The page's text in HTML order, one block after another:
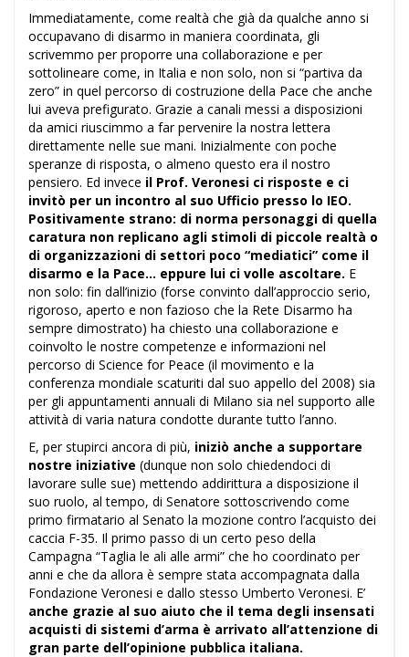
Immediatamente, come realtà che già da qualche anno si
occupavano di disarmo in maniera coordinata, gli
scrivemmo per proporre una collaborazione e per
sottolineare come, in Italia e non solo, non si “partiva da
zero” in quel percorso di costruzione della Pace che anche
lui aveva prefigurato. Grazie a canali messi a disposizioni
da amici riuscimmo a far pervenire la nostra lettera
direttamente nelle sue mani. Inizialmente con poche
speranze di risposta, o almeno questo era il nostro
pensiero. Ed invece il Prof. Veronesi ci risposte e ci
invitò per un incontro al suo Ufficio presso lo IEO.
Positivamente strano: di norma personaggi di quella
caratura non replicano agli stimoli di piccole realtà o
di organizzazioni di settori poco “mediatici” come il
disarmo e la Pace… eppure lui ci volle ascoltare. E
non solo: fin dall’inizio (forse convinto dall’approccio serio,
rigoroso, aperto e non fazioso che la Rete Disarmo ha
sempre dimostrato) ha chiesto una collaborazione e
coinvolto le nostre competenze e informazioni nel
percorso di Science for Peace (il movimento e la
conferenza mondiale scaturiti dal suo appello del 2008) sia
per gli appuntamenti annuali di Milano sia nel supporto alle
attività di varia natura condotte durante tutto l’anno.
E, per stupirci ancora di più, iniziò anche a supportare
nostre iniziative (dunque non solo chiedendoci di
lavorare sulle sue) mettendo addirittura a disposizione il
suo ruolo, al tempo, di Senatore sottoscrivendo come
primo firmatario al Senato la mozione contro l’acquisto dei
caccia F-35. Il primo passo di un certo peso della
Campagna “Taglia le ali alle armi” che ho coordinato per
anni e che da allora è sempre stata accompagnata dalla
Fondazione Veronesi e dallo stesso Umberto Veronesi. E’
anche grazie al suo aiuto che il tema degli insensati
acquisti di sistemi d’arma è arrivato all’attenzione di
gran parte dell’opinione pubblica italiana.